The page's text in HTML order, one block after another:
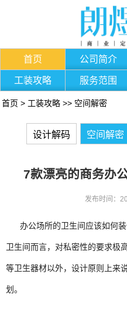
首页 公司简介
工装攻略 服务范围
首页 > 工装攻略 >> 空间解密
设计解码 空间解密
7款漂亮的商务办
发布时间：
办公场所的卫生间应该如何装
卫生间而言，对私密性的要求极
等卫生器材以外，设计原则上来
划。